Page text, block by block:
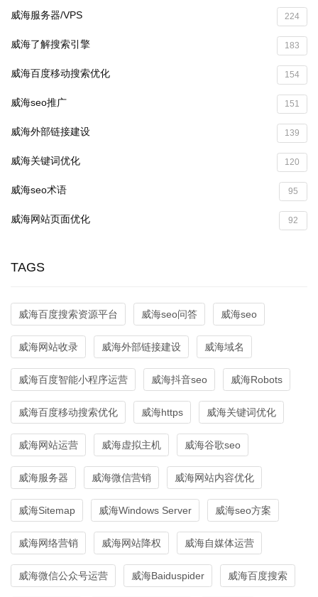
威海服务器/VPS 224
威海了解搜索引擎 183
威海百度移动搜索优化 154
威海seo推广 151
威海外部链接建设 139
威海关键词优化 120
威海seo术语 95
威海网站页面优化 92
TAGS
威海百度搜索资源平台 威海seo问答 威海seo
威海网站收录 威海外部链接建设 威海域名
威海百度智能小程序运营 威海抖音seo 威海Robots
威海百度移动搜索优化 威海https 威海关键词优化
威海网站运营 威海虚拟主机 威海谷歌seo
威海服务器 威海微信营销 威海网站内容优化
威海Sitemap 威海Windows Server 威海seo方案
威海网络营销 威海网站降权 威海自媒体运营
威海微信公众号运营 威海Baiduspider 威海百度搜索